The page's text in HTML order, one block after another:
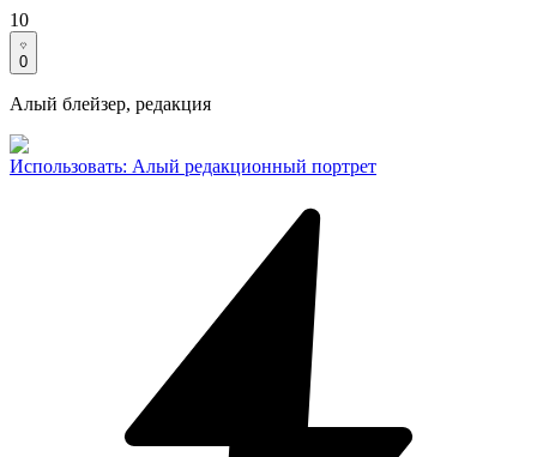
10
0
Алый блейзер, редакция
Использовать: Алый редакционный портрет